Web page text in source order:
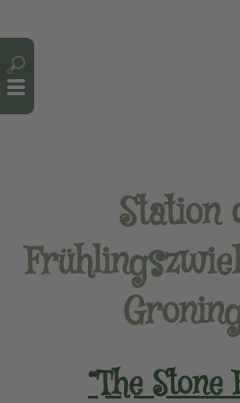
Station
“The Stone